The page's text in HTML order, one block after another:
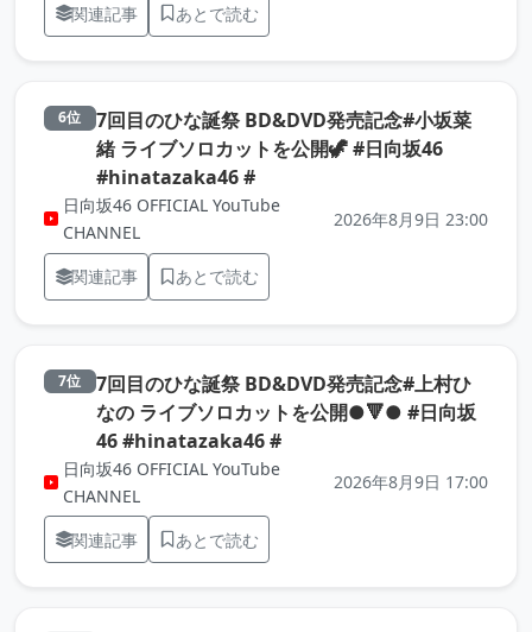
関連記事 あとで読む
6位
7回目のひな誕祭 BD&DVD発売記念#小坂菜
緒 ライブソロカットを公開🦖 #日向坂46
#hinatazaka46 #（元記事を新しいタブで開きま
日向坂46 OFFICIAL YouTube
CHANNEL
2026年8月9日 23:00
関連記事 あとで読む
7位
7回目のひな誕祭 BD&DVD発売記念#上村ひ
なの ライブソロカットを公開●🔻● #日向坂
46 #hinatazaka46 #（元記事を新しいタブで開
日向坂46 OFFICIAL YouTube
CHANNEL
2026年8月9日 17:00
関連記事 あとで読む